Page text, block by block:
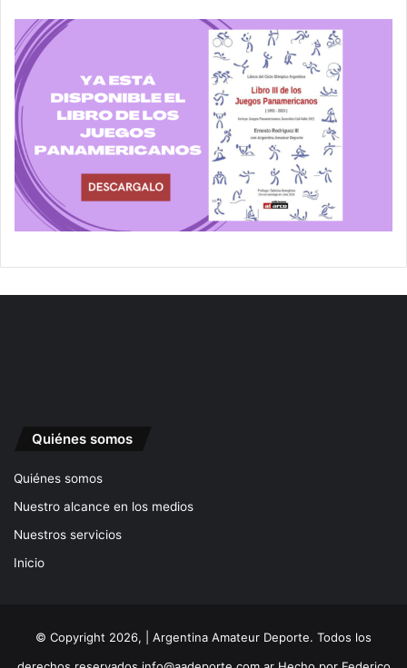
Quiénes somos
Quiénes somos
Nuestro alcance en los medios
Nuestros servicios
Inicio
© Copyright 2026, | Argentina Amateur Deporte. Todos los